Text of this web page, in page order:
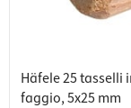
Häfele 25 tasselli
faggio, 5x25 mm